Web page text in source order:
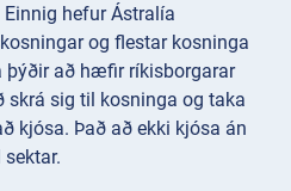
hefur Ástralía
og flestar kosninga
þýðir að hæfir ríkisborgarar
sig til kosninga og taka
kjósa. Það að ekki kjósa án